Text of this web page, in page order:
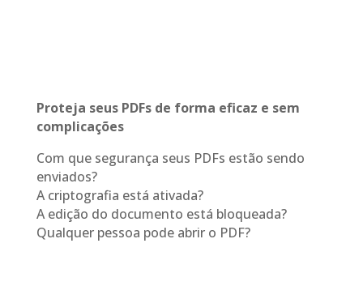
Proteja seus PDFs de forma eficaz e sem
complicações
Com que segurança seus PDFs estão sendo
enviados?
A criptografia está ativada?
A edição do documento está bloqueada?
Qualquer pessoa pode abrir o PDF?